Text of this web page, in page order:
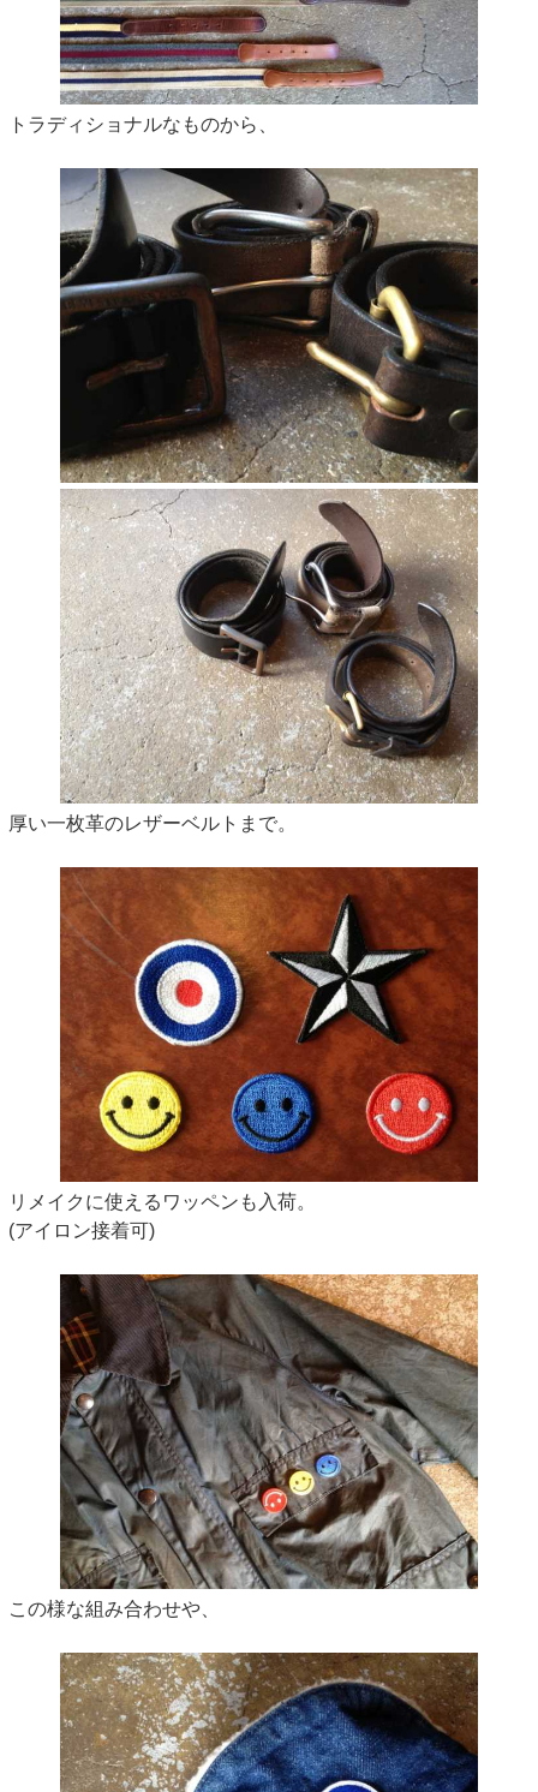
トラディショナルなものから、
厚い一枚革のレザーベルトまで。
リメイクに使えるワッペンも入荷。
(アイロン接着可)
この様な組み合わせや、